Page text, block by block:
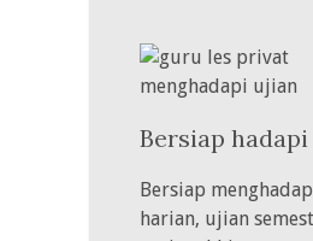
Bersiap
Bersiap
harian, ujian